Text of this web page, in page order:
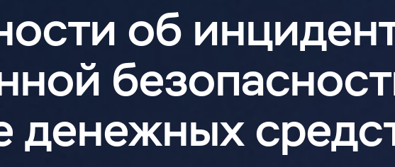
об
денежных